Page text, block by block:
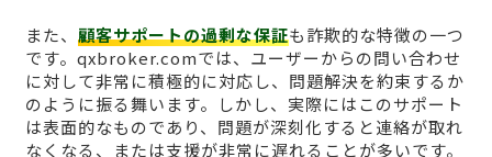
また、 顧客サポートの過剰な保証も詐欺的な特徴の一つ
です。qxbroker.comでは、ユーザーからの問い合わせ
に対して非常に積極的に対応し、問題解決を約束するか
のように振る舞います。しかし、実際にはこのサポート
は表面的なものであり、問題が深刻化すると連絡が取れ
なくなる、または支援が非常に遅れることが多いです。